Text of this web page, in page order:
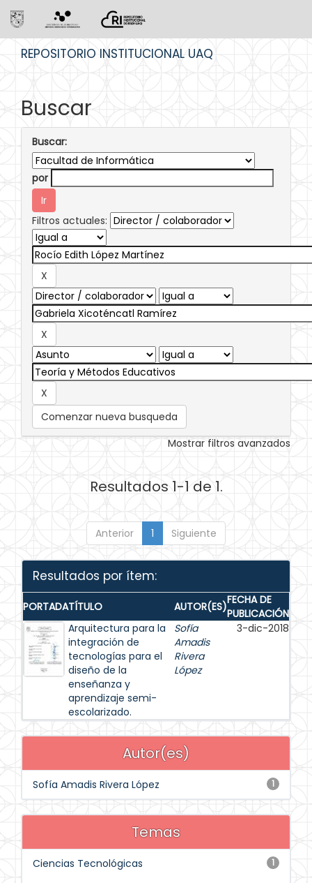
REPOSITORIO INSTITUCIONAL UAQ
Buscar
Buscar:
por
Filtros actuales:
Comenzar nueva busqueda
Mostrar filtros avanzados
Resultados 1-1 de 1.
Anterior 1 Siguiente
Resultados por ítem:
PORTADATÍTULO AUTOR(ES)FECHA DE
PUBLICACIÓN
Arquitectura para la
integración de
tecnologías para el
diseño de la
enseñanza y
aprendizaje semi-
escolarizado.
Sofía
Amadis
Rivera
López
3-dic-2018
Autor(es)
1
Sofía Amadis Rivera López
Temas
1
Ciencias Tecnológicas